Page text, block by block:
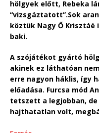
hölgyek előtt, Rebeka
“vizsgáztatott”.Sok
köztük Nagy Ő
baki.
A szójátékot gyártó
akinek ez láthatóan
erre nagyon háklis, így
előadása. Furcsa mód
tetszett a legjobban,
hajthatatlan volt,